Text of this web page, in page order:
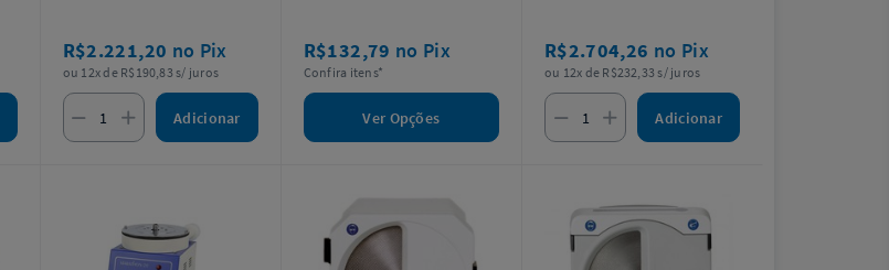
R$2.221,20 no Pix
ou 12x de R$190,83 s/ juros
Adicionar
R$132,79 no Pix
Confira itens*
Ver Opções
R$2.704,26 no Pix
ou 12x de R$232,33 s/ juros
Adicionar